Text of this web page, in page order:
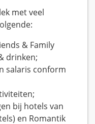
met veel
& Family
drinken;
salaris conform
bij hotels van
en Romantik